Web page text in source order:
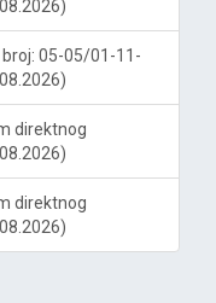
05-05/01-11-
direktnog
direktnog